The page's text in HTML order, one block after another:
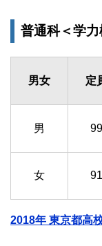
普通科＜学
男女 定
男 99
女 91
2018年 東京都高